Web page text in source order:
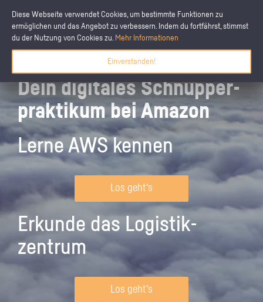
Diese Webseite verwendet Cookies, um bestimmte Funktionen zu
ermöglichen und das Angebot zu verbessern. Indem du fortfährst, stimmst
du der Nutzung von Cookies zu. Mehr Informationen
Einverstanden!
Dein digitales Schnupper­
praktikum bei Amazon
Lerne AWS kennen
Los geht's
Erkunde das Logistik­
zentrum
Los geht's